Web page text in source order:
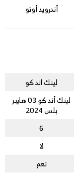
أندرويد أوتو
لينك اند كو
لينك أند كو 03 هايبر
بلس 2024
6
لا
نعم